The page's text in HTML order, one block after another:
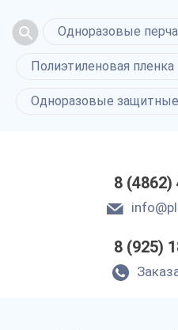
Одноразовые
Полиэтиленовая пленка
Одноразовые
8 (4862)
8 (925)